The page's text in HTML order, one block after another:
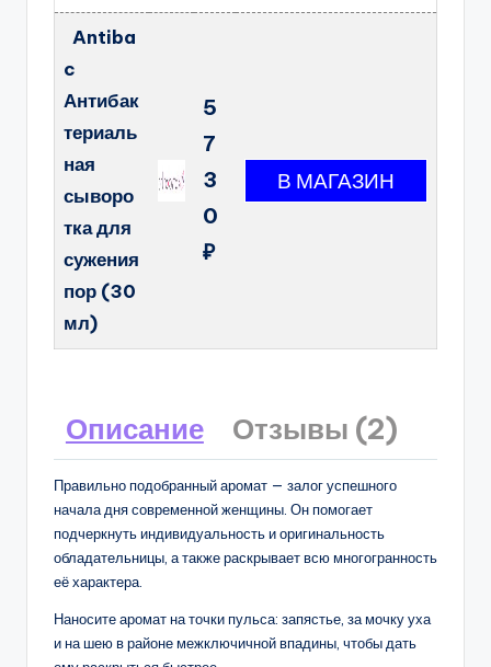
Antiba
c
Антибак
териаль
ная
сыворо
тка для
сужения
пор (30
мл)
5
7
3
0
₽
Описание Отзывы (2)
Правильно подобранный аромат — залог успешного
начала дня современной женщины. Он помогает
подчеркнуть индивидуальность и оригинальность
обладательницы, а также раскрывает всю многогранность
её характера.
Наносите аромат на точки пульса: запястье, за мочку уха
и на шею в районе межключичной впадины, чтобы дать